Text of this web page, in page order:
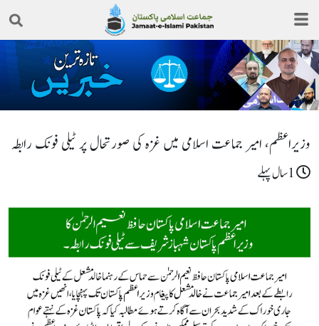
وزیراعظم، امیر جماعت اسلامی میں غزہ کی صورتحال پر ٹیلی فونک رابطہ